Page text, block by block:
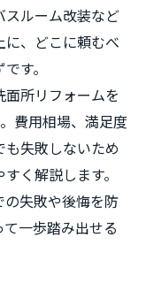
スルーム改装など
、どこに頼むべ
す。
所リフォームを
費用相場、満足度
失敗しないため
く解説します。
失敗や後悔を防
一歩踏み出せる